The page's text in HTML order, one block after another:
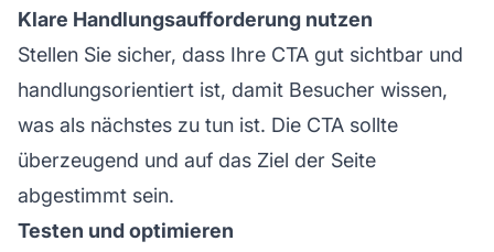
Klare Handlungsaufforderung nutzen
Stellen Sie sicher, dass Ihre CTA gut sichtbar und
handlungsorientiert ist, damit Besucher wissen,
was als nächstes zu tun ist. Die CTA sollte
überzeugend und auf das Ziel der Seite
abgestimmt sein.
Testen und optimieren